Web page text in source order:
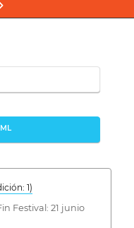
ML
1)
Festival: 21 junio